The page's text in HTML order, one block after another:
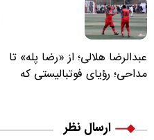
عبدالرضا هلالی؛ از «رضا پله» تا
مداحی؛ رؤیای فوتبالیستی که
ارسال نظر